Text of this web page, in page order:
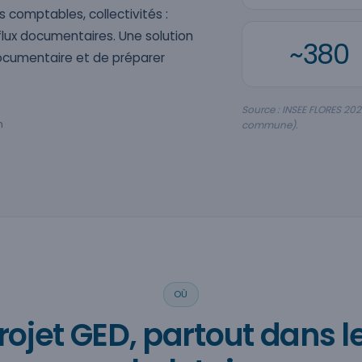
comptables, collectivités :
documentaires. Une solution
et de préparer
~380
Source : INSEE FLORES
commune).
OÙ
GED, partout dans